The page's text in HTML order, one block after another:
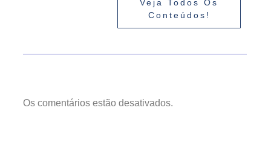
Veja Todos Os
Conteúdos!
Os comentários estão desativados.